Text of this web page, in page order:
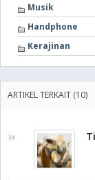
Musik
Handphone
Kerajinan
ARTIKEL TERKAIT (10)